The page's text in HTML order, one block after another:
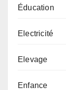
Éducation
Electricité
Elevage
Enfance